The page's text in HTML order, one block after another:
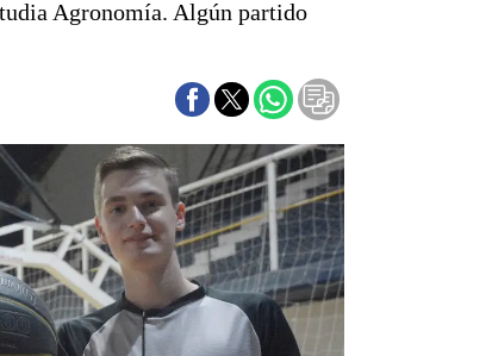
y finanzas
Agronomía. Algún partido